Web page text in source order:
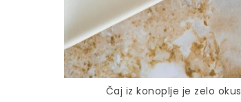
Čaj iz konoplje je zelo